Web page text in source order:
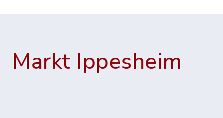
Markt Ippesheim